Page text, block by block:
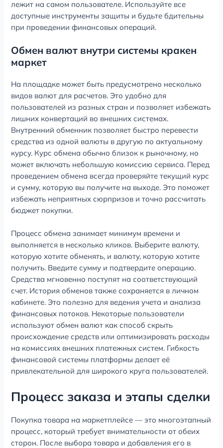
лежит на самом пользователе. Используйте все
доступные инструменты защиты и будьте бдительны
при проведении финансовых операций.
Обмен валют внутри системы кракен
маркет
На площадке может быть предусмотрено несколько
видов валют для расчетов. Это удобно для
пользователей из разных стран и позволяет избежать
лишних конвертаций во внешних системах.
Внутренний обменник позволяет быстро перевести
средства из одной валюты в другую по актуальному
курсу. Курс обмена обычно близок к рыночному, но
может включать небольшую комиссию сервиса. Перед
проведением обмена всегда проверяйте текущий курс
и сумму, которую вы получите на выходе. Это поможет
избежать неприятных сюрпризов и точно рассчитать
бюджет покупки.
Процесс обмена занимает минимум времени и
выполняется в несколько кликов. Выберите валюту,
которую хотите обменять, и валюту, которую хотите
получить. Введите сумму и подтвердите операцию.
Средства мгновенно поступят на соответствующий
счет. История обменов также сохраняется в личном
кабинете. Это полезно для ведения учета и анализа
финансовых потоков. Некоторые пользователи
используют обмен валют как способ скрыть
происхождение средств или оптимизировать расходы
на комиссиях внешних платежных систем. Гибкость
финансовой системы платформы делает её
привлекательной для широкого круга пользователей.
Процесс заказа и этапы сделки
Покупка товара на маркетплейсе — это многоэтапный
процесс, который требует внимательности от обеих
сторон. После выбора товара и добавления его в